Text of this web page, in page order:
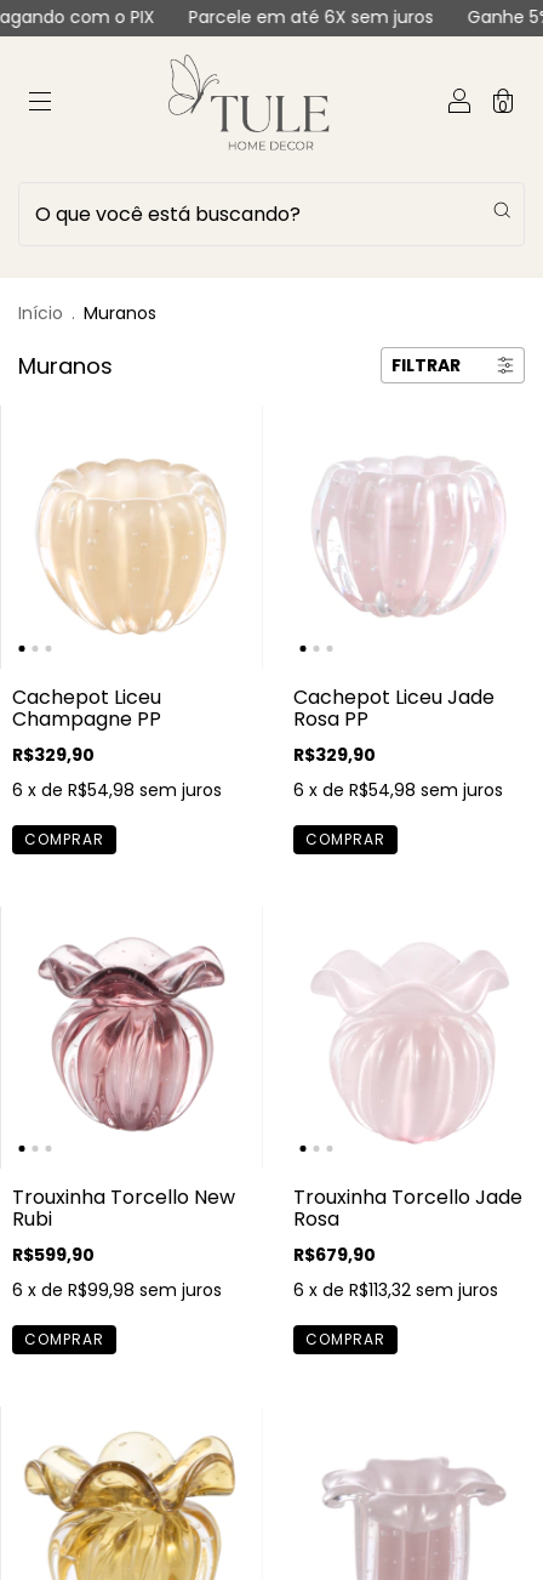
Parcele em até 6X sem juros Ganhe 5% pagando com o PIX
0
Início . Muranos
Muranos FILTRAR
Cachepot Liceu
Champagne PP
R$329,90
6 x de R$54,98 sem juros
Cachepot Liceu Jade
Rosa PP
R$329,90
6 x de R$54,98 sem juros
Trouxinha Torcello New
Rubi
R$599,90
6 x de R$99,98 sem juros
Trouxinha Torcello Jade
Rosa
R$679,90
6 x de R$113,32 sem juros